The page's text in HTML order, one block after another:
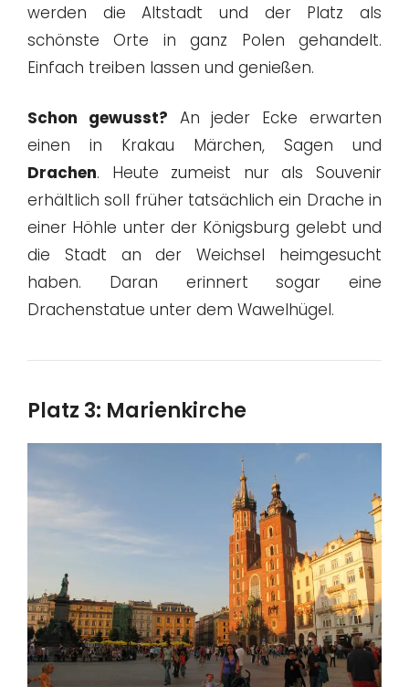
werden die Altstadt und der Platz als
schönste Orte in ganz Polen gehandelt.
Einfach treiben lassen und genießen.
Schon gewusst? An jeder Ecke erwarten
einen in Krakau Märchen, Sagen und
Drachen. Heute zumeist nur als Souvenir
erhältlich soll früher tatsächlich ein Drache in
einer Höhle unter der Königsburg gelebt und
die Stadt an der Weichsel heimgesucht
haben. Daran erinnert sogar eine
Drachenstatue unter dem Wawelhügel.
Platz 3: Marienkirche